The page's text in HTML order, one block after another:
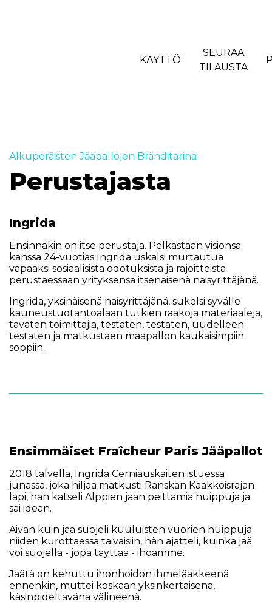
KÄYTTÖ
SEURAA
TILAUSTA
Alkuperäisten Jääpallojen Bränditarina
Perustajasta
Ingrida
Ensinnäkin on itse perustaja. Pelkästään visionsa
kanssa 24-vuotias Ingrida uskalsi murtautua
vapaaksi sosiaalisista odotuksista ja rajoitteista
perustaessaan yrityksensä itsenäisenä naisyrittäjänä.
Ingrida, yksinäisenä naisyrittäjänä, sukelsi syvälle
kauneustuotantoalaan tutkien raakoja materiaaleja,
tavaten toimittajia, testaten, testaten, uudelleen
testaten ja matkustaen maapallon kaukaisimpiin
soppiin.
Ensimmäiset Fraîcheur Paris Jääpallot
2018 talvella, Ingrida Cerniauskaiten istuessa
junassa, joka hiljaa matkusti Ranskan Kaakkoisrajan
läpi, hän katseli Alppien jään peittämiä huippuja ja
sai idean.
Aivan kuin jää suojeli kuuluisten vuorien huippuja
niiden kurottaessa taivaisiin, hän ajatteli, kuinka jää
voi suojella - jopa täyttää - ihoamme.
Jäätä on kehuttu ihonhoidon ihmelääkkeenä
ennenkin, muttei koskaan yksinkertaisena,
käsinpideltävänä välineenä.